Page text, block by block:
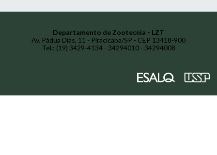
Departamento de Zootecnia - LZT
Av. Pádua Dias, 11 - Piracicaba/SP - CEP 13418-900
Tel.: (19) 3429-4134 - 34294010 - 34294008